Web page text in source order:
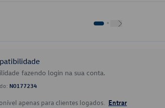
fazendo login na sua conta.
N0177234
apenas para clientes logados. Entrar